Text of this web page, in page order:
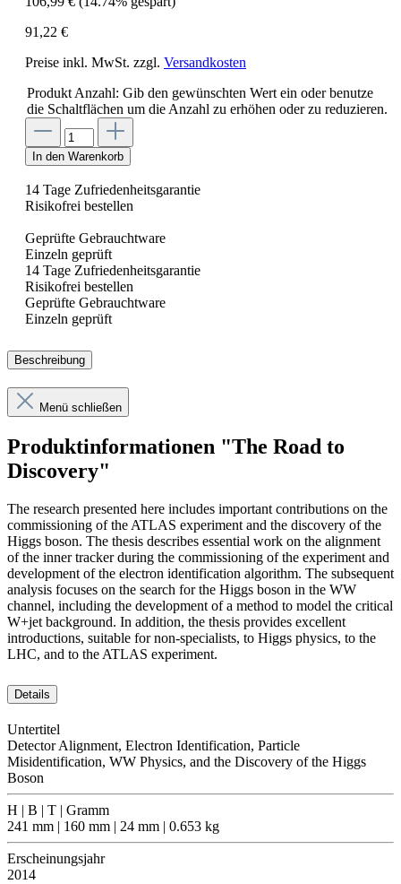
91,22 €
Preise inkl. MwSt. zzgl. Versandkosten
Produkt Anzahl: Gib den gewünschten Wert ein oder benutze
die Schaltflächen um die Anzahl zu erhöhen oder zu reduzieren.
In den Warenkorb
14 Tage Zufriedenheitsgarantie
Risikofrei bestellen
Geprüfte Gebrauchtware
Einzeln geprüft
14 Tage Zufriedenheitsgarantie
Risikofrei bestellen
Geprüfte Gebrauchtware
Einzeln geprüft
Beschreibung
Menü schließen
Produktinformationen "The Road to
Discovery"
The research presented here includes important contributions on the
commissioning of the ATLAS experiment and the discovery of the
Higgs boson. The thesis describes essential work on the alignment
of the inner tracker during the commissioning of the experiment and
development of the electron identification algorithm. The subsequent
analysis focuses on the search for the Higgs boson in the WW
channel, including the development of a method to model the critical
W+jet background. In addition, the thesis provides excellent
introductions, suitable for non-specialists, to Higgs physics, to the
LHC, and to the ATLAS experiment.
Details
Untertitel
Detector Alignment, Electron Identification, Particle
Misidentification, WW Physics, and the Discovery of the Higgs
Boson
H | B | T | Gramm
241 mm | 160 mm | 24 mm | 0.653 kg
Erscheinungsjahr
2014